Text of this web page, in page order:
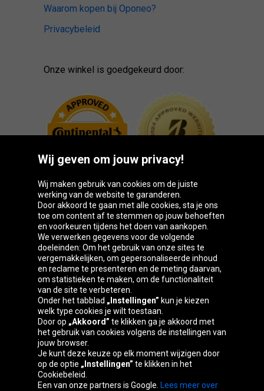
Waarom kopen bij Oponeo?
Privacybeleid
Onze winkel is goedgekeurd door:
Oponeo-groep
Belgique
Česká
republika
Deutschland Éire
España France Italia Magyarország
Österreich
republika
Kingdom
Wij geven om jouw privacy!
Wij maken gebruik van cookies om de juiste
werking van de website te garanderen.
Door akkoord te gaan met alle cookies, sta je ons
toe om content af te stemmen op jouw behoeften
en voorkeuren tijdens het doen van aankopen.
We verwerken gegevens voor de volgende
doeleinden: Om het gebruik van onze sites te
vergemakkelijken, om gepersonaliseerde inhoud
en reclame te presenteren en de meting daarvan,
om statistieken te maken, om de functionaliteit
van de site te verbeteren.
Onder het tabblad „Instellingen” kun je kiezen
welk type cookies je wilt toestaan.
Door op „Akkoord” te klikken ga je akkoord met
het gebruik van cookies volgens de instellingen van
jouw browser.
Je kunt deze keuze op elk moment wijzigen door
op de optie „Instellingen” te klikken in het
Cookiebeleid.
Een van onze partners is Google. Lees meer over